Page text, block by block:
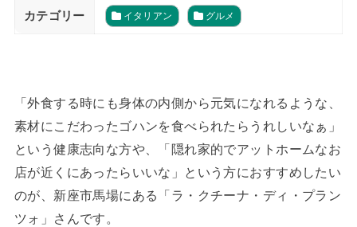
カテゴリー イタリアン グルメ
「外食する時にも身体の内側から元気になれるような、
素材にこだわったゴハンを食べられたらうれしいなぁ」
という健康志向な方や、「隠れ家的でアットホームなお
店が近くにあったらいいな」という方におすすめしたい
のが、新座市馬場にある「ラ・クチーナ・ディ・プラン
ツォ」さんです。